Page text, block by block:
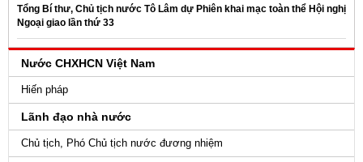
Tổng Bí thư, Chủ tịch nước Tô Lâm dự Phiên khai mạc toàn thể Hội nghị
Ngoại giao lần thứ 33
Nước CHXHCN Việt Nam
Hiến pháp
Lãnh đạo nhà nước
Chủ tịch, Phó Chủ tịch nước đương nhiệm